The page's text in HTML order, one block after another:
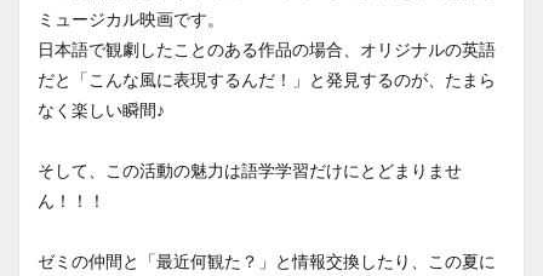
ミュージカル映画です。
日本語で観劇したことのある作品の場合、オリジナルの英語
だと「こんな風に表現するんだ！」と発見するのが、たまら
なく楽しい瞬間♪
そして、この活動の魅力は語学学習だけにとどまりませ
ん！！！
ゼミの仲間と「最近何観た？」と情報交換したり、この夏に